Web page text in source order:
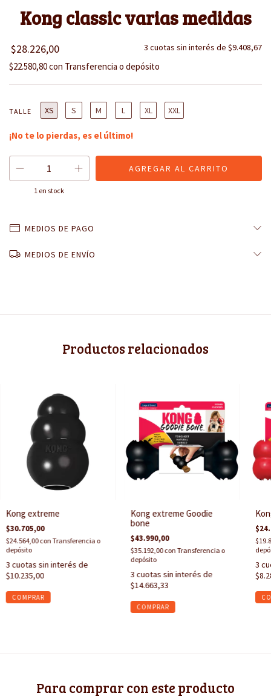
Kong classic varias medidas
$28.226,00 3 cuotas sin interés de $9.408,67
$22.580,80con Transferencia o depósito
TALLE XS S M L XL XXL
¡No te lo pierdas, es el último!
1 en stock
MEDIOS DE PAGO
MEDIOS DE ENVÍO
Productos relacionados
Kong extreme
$30.705,00
$24.564,00conTransferencia o
depósito
3 cuotas sin interés de
$10.235,00
COMPRAR
Kong extreme Goodie
bone
$43.990,00
$35.192,00conTransferencia o
depósito
3 cuotas sin interés de
$14.663,33
COMPRAR
3
Para comprar con este producto